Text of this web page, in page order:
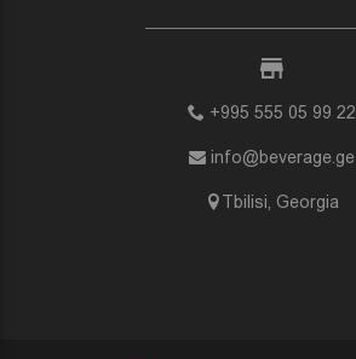
+995 555 05 99 22
info@beverage.ge
Tbilisi, Georgia